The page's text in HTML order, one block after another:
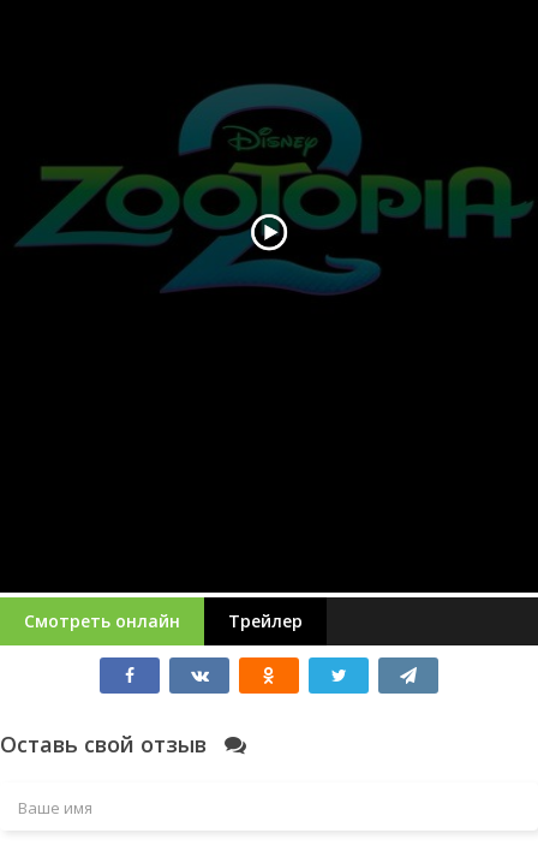
Смотреть онлайн Трейлер
Оставь свой отзыв